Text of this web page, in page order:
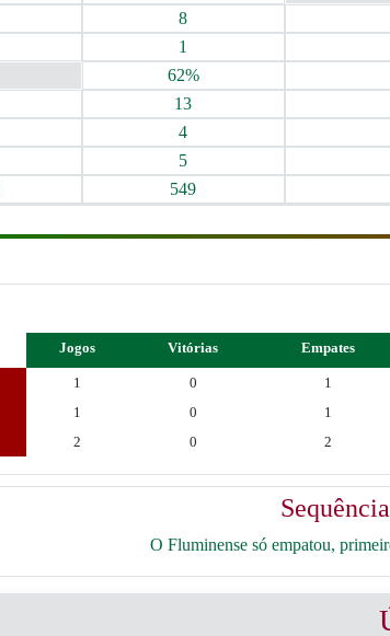
8
1
62%
13
4
5
549
Jogos Vitórias Empates
1 0 1
1 0 1
2 0 2
O Fluminense só empatou,